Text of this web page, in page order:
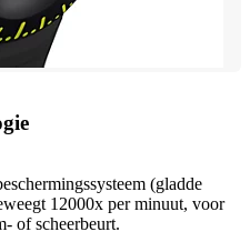
(gladde
12000x per minuut, voor
of scheerbeurt.